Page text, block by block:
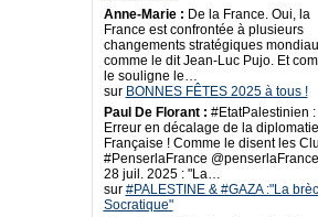
Anne-Marie : De la France. Oui, la
France est confrontée à plusieurs
changements stratégiques
comme le dit Jean-Luc Pujo. Et
le souligne le…
sur BONNES FÊTES 2025 à tous !
Paul De Florant : #EtatPalestinien :
Erreur en décalage de la diplomatie
Française ! Comme le disent les
#PenserlaFrance
28 juil. 2025 : "La…
sur #PALESTINE & #GAZA :"La
Socratique"